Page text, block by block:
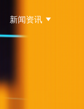
新闻资讯